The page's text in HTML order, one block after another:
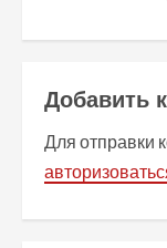
л
и
т
ь
Добавить
Для отправки